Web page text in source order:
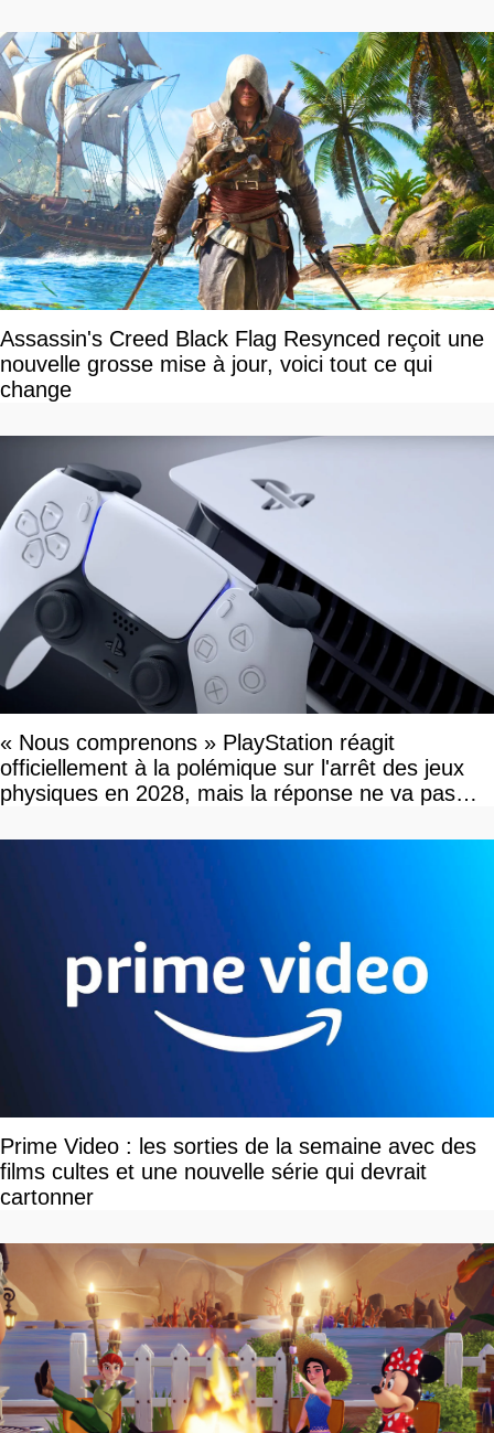
Assassin's Creed Black Flag Resynced reçoit une
nouvelle grosse mise à jour, voici tout ce qui
change
« Nous comprenons » PlayStation réagit
officiellement à la polémique sur l'arrêt des jeux
physiques en 2028, mais la réponse ne va pas
Prime Video : les sorties de la semaine avec des
films cultes et une nouvelle série qui devrait
cartonner